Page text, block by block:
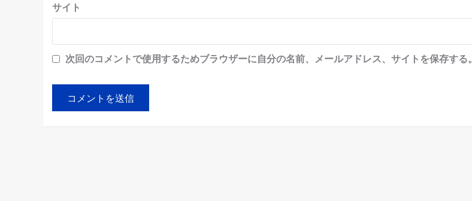
サイト
次回のコメントで使用するためブラウザーに自分の名前、メールアドレス、サイトを保存する。